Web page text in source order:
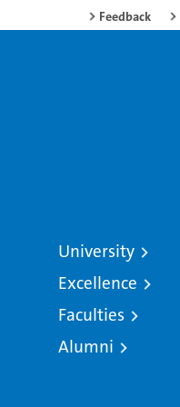
Feedback
University
Excellence
Faculties
Alumni